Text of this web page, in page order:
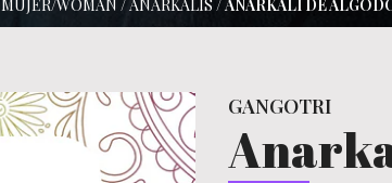
MUJER/WOMAN /ANARKALIS /ANARKALI DE
GANGOTRI